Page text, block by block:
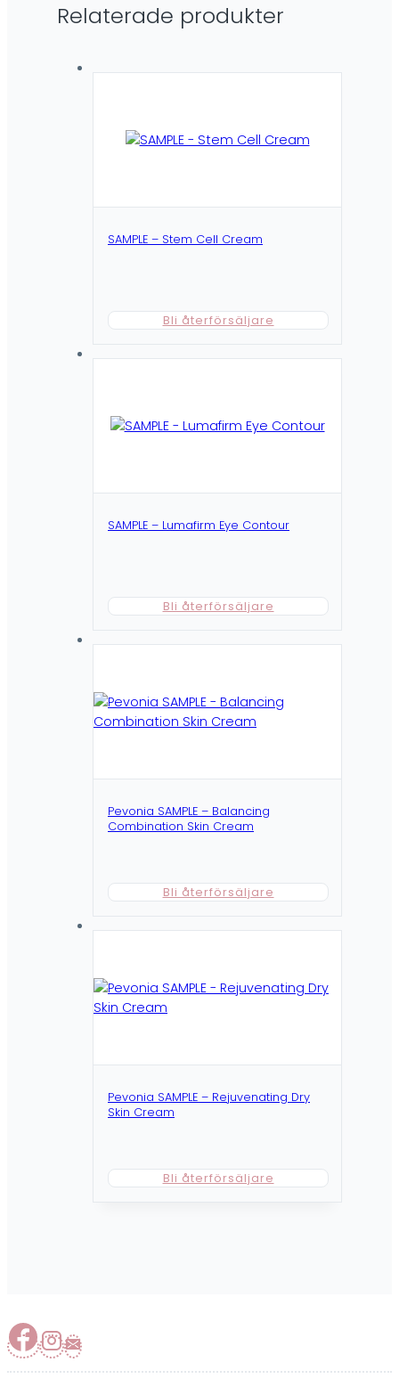
Relaterade produkter
SAMPLE – Stem Cell Cream
Bli återförsäljare
SAMPLE – Lumafirm Eye Contour
Bli återförsäljare
Pevonia SAMPLE – Balancing
Combination Skin Cream
Bli återförsäljare
Pevonia SAMPLE – Rejuvenating Dry
Skin Cream
Bli återförsäljare